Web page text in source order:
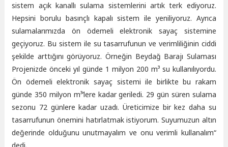
sistem açık kanallı sulama sistemlerini artık terk ediyoruz.
Hepsini borulu basınçlı kapalı sistem ile yeniliyoruz. Ayrıca
sulamalarımızda ön ödemeli elektronik sayaç sistemine
geçiyoruz. Bu sistem ile su tasarrufunun ve verimliliğinin ciddi
şekilde arttığını görüyoruz. Örneğin Beydağ Barajı Sulaması
Projenizde önceki yıl günde 1 milyon 200 m³ su kullanılıyordu.
Ön ödemeli elektronik sayaç sistemi ile birlikte bu rakam
günde 350 milyon m³’lere kadar geriledi. 29 gün süren sulama
sezonu 72 günlere kadar uzadı. Üreticimize bir kez daha su
tasarrufunun önemini hatırlatmak istiyorum. Suyumuzun altın
değerinde olduğunu unutmayalım ve onu verimli kullanalım“